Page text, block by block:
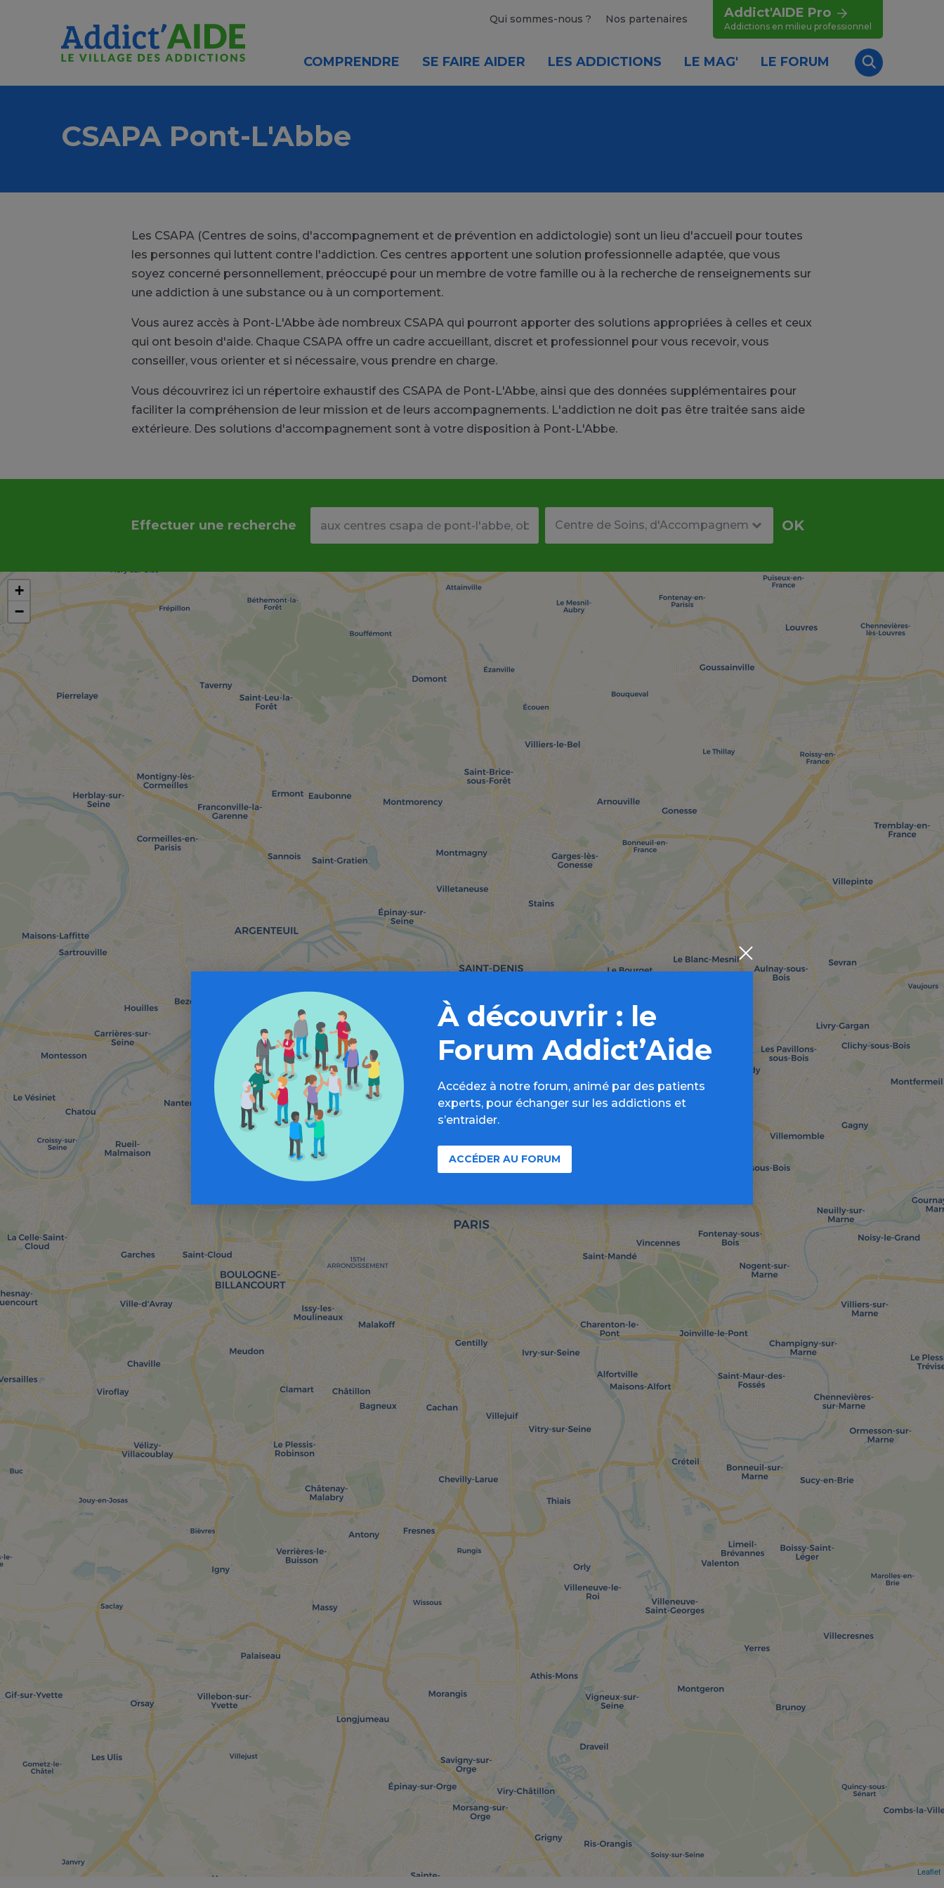
Qui sommes-nous ? Nos partenaires Addict'AIDE Pro
Addictions en milieu professionnel
COMPRENDRE SE FAIRE AIDER LES ADDICTIONS LE MAG' LE FORUM
Recherche
CSAPA Pont-L'Abbe
Les CSAPA (Centres de soins, d'accompagnement et de prévention en addictologie) sont un lieu d'accueil pour toutes
les personnes qui luttent contre l'addiction. Ces centres apportent une solution professionnelle adaptée, que vous
soyez concerné personnellement, préoccupé pour un membre de votre famille ou à la recherche de renseignements sur
une addiction à une substance ou à un comportement.
Vous aurez accès à Pont-L'Abbe àde nombreux CSAPA qui pourront apporter des solutions appropriées à celles et ceux
qui ont besoin d'aide. Chaque CSAPA offre un cadre accueillant, discret et professionnel pour vous recevoir, vous
conseiller, vous orienter et si nécessaire, vous prendre en charge.
Vous découvrirez ici un répertoire exhaustif des CSAPA de Pont-L'Abbe, ainsi que des données supplémentaires pour
faciliter la compréhension de leur mission et de leurs accompagnements. L'addiction ne doit pas être traitée sans aide
extérieure. Des solutions d'accompagnement sont à votre disposition à Pont-L'Abbe.
Effectuer une recherche OK
+
−
Leaflet
À découvrir : le
Forum Addict’Aide
Accédez à notre forum, animé par des patients
experts, pour échanger sur les addictions et
s’entraider.
ACCÉDER AU FORUM